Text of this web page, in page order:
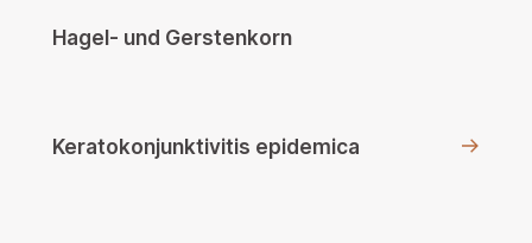
Hagel- und Gerstenkorn
Keratokonjunktivitis epidemica